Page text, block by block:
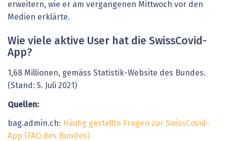
erweitern, wie er am vergangenen Mittwoch vor den
Medien erklärte.
Wie viele aktive User hat die SwissCovid-
App?
1,68 Millionen, gemäss Statistik-Website des Bundes.
(Stand: 5. Juli 2021)
Quellen:
bag.admin.ch: Häufig gestellte Fragen zur SwissCovid-
App (FAQ des Bundes)